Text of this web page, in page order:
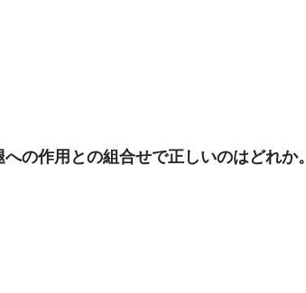
の作用との組合せで正しいのはどれか。